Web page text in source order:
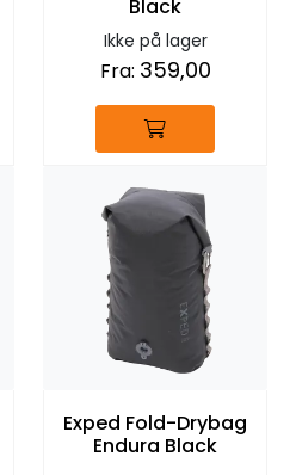
Black
Ikke på lager
Fra: 359,00
Exped Fold-Drybag
Endura Black